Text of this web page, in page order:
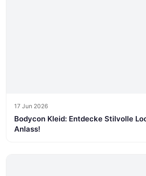
17 Jun 2026
Bodycon Kleid: Entdecke Stilvolle
Anlass!